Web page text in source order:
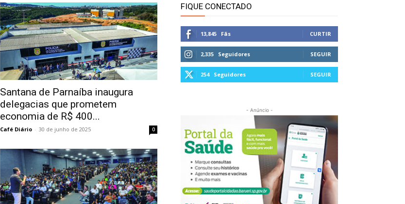
Santana de Parnaíba inaugura
delegacias que prometem
economia de R$ 400...
Café Diário - 30 de junho de 2025 0
FIQUE CONECTADO
13,845 Fãs CURTIR
2,335 Seguidores SEGUIR
254 Seguidores SEGUIR
- Anúncio -